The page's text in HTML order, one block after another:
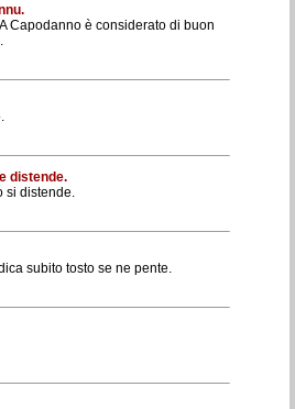
Capodanno è considerato di buon
distende.
distende.
subito tosto se ne pente.